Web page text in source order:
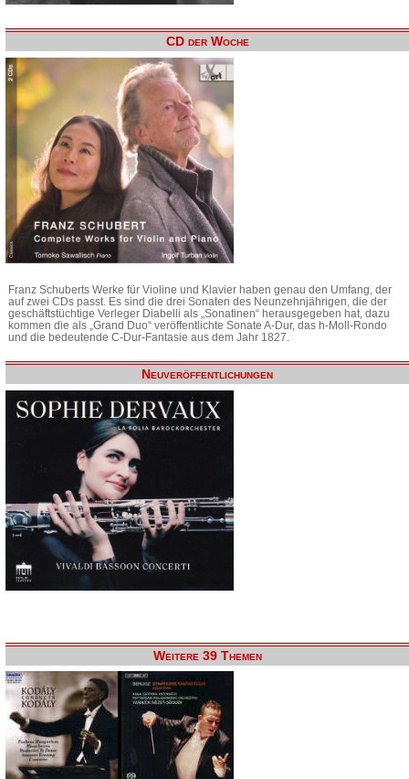
CD der Woche
Franz Schuberts Werke für Violine und Klavier haben genau den Umfang, der
auf zwei CDs passt. Es sind die drei Sonaten des Neunzehnjährigen, die der
geschäftstüchtige Verleger Diabelli als „Sonatinen“ herausgegeben hat, dazu
kommen die als „Grand Duo“ veröffentlichte Sonate A-Dur, das h-Moll-Rondo
und die bedeutende C-Dur-Fantasie aus dem Jahr 1827.
Neuveröffentlichungen
Weitere 39 Themen